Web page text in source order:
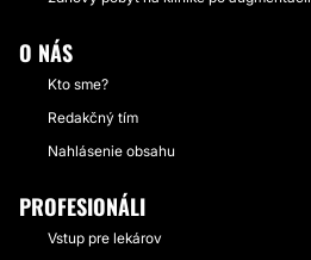
O NÁS
Kto sme?
Redakčný tím
Nahlásenie obsahu
PROFESIONÁLI
Vstup pre lekárov